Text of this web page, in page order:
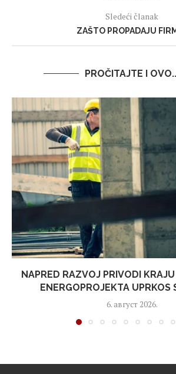
Sledeći članak
ZAŠTO PROPADAJU
PROČITAJTE I
NAPRED RAZVOJ PRIVODI
ENERGOPROJEKTA UPRKOS
6. август 2026.